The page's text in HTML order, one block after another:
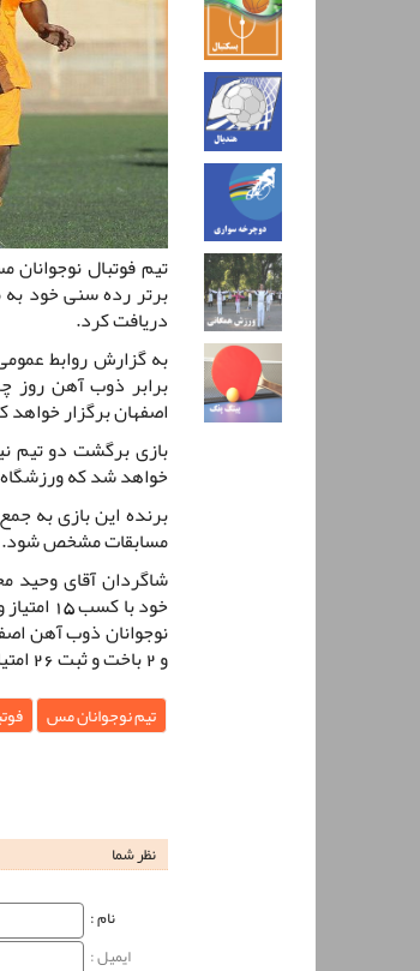
تیم فوتبال
برتر رده سنی خود
دریافت کرد.
به گزارش روابط
اصفهان برگزار خواهد
خواهد شد که ورزشگاه
مسابقات مشخص شود.
خود با
و 2 باخت و ثبت 26 امتیاز به عنوان تیم صدرنشین گروه یک به مرحله بعد صعود کرد.
تیم نوجوانان مس
نظر شما
نام‌ :
ایمیل :